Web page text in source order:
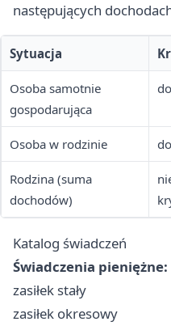
następujących
Sytuacja
Osoba samotnie
gospodarująca
Osoba w rodzinie
Rodzina (suma
dochodów)
Katalog świadczeń
Świadczenia pieniężne:
zasiłek stały
zasiłek okresowy